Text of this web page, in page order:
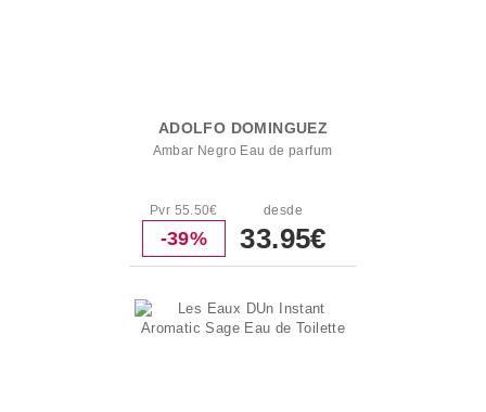
ADOLFO DOMINGUEZ
Ambar Negro Eau de parfum
Pvr 55.50€
-39%
desde
33.95€